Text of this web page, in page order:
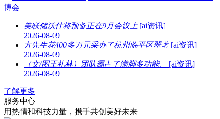
博会
美联储沃什将预备正在9月会议上 [ai资讯]
2026-08-09
方先生花400多万元采办了杭州临平区翠著[ai资讯]
2026-08-09
（文/图王礼林）团队霸占了满脚多功能、 [ai资讯]
2026-08-09
了解更多
服务中心
用热情和科技力量，携手共创美好未来